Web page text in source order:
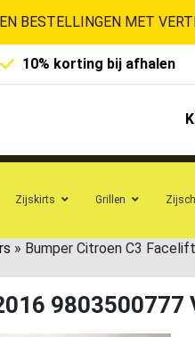
BESTELLINGEN MET
10% korting bij afhalen
Zijskirts Grillen
» Bumper Citroen C3
9803500777